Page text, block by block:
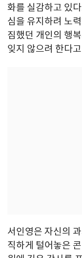
화를 실감하고 있
심을 유지하려 노
짐했던 개인의 행
잊지 않으려 한다
서인영은 자신의
직하게 털어놓은